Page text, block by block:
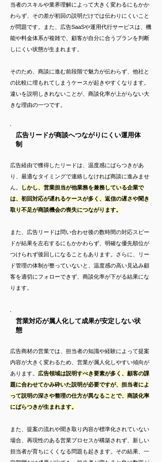
当者のスキルや業界理解によって大きく変わるにもかか
わらず、その差が初回の説明だけでは伝わりにくいこと
が問題です。また、広告SaaSや運用代行サービスは、機
能や料金体系が複雑で、顧客が自分に合うプランを判断
しにくい状態が生まれます。
そのため、商談に進む前段階で魅力が伝わらず、他社と
の比較に埋もれてしまうケースが起きやすくなります。
違いを説明しきれないことが、商談化率が上がらない大
きな理由の一つです。
広告リードが商談へつながりにくい運用体
制
広告経由で獲得したリードは、温度感にばらつきがあ
り、最適なタイミングで連絡しなければ商談に進みませ
ん。
しかし、営業担当が他業務を兼務している企業で
は、初回対応が遅れるケースが多く、返信の遅さや聞き
取り不足が商談機会の喪失につながります。
また、広告リードは問い合わせ後の数時間の対応スピー
ドが結果を左右するにもかかわらず、明確な優先順位が
つけられず後回しになることもあります。さらに、リー
ド管理の体制が整っていないと、温度感の高い見込み顧
客を適切にフォローできず、商談化率が下がる結果にな
ります。
営業対応が属人化して成果が安定しない状
態
広告商材の営業では、担当者の知識や経験によって提案
内容が大きく変わるため、営業が属人化しやすい傾向が
あります。 広告領域は説明すべき要素が多く、顧客の課
題に合わせてかみ砕いた説明が必要ですが、担当者によ
って説明の深さや整理の仕方が異なることで、商談化率
にばらつきが生まれます。
また、提案の流れや聞き取り内容が標準化されていない
場合、再現性のある営業プロセスが構築されず、新しい
担当者が育ちにくくなる問題も起きます。その結果、一